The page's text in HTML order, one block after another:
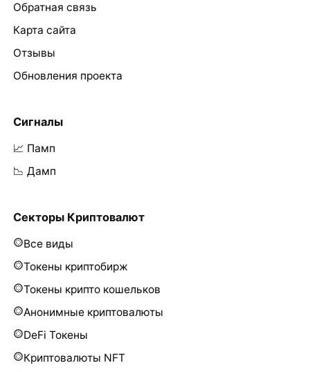
Обратная связь
Карта сайта
Отзывы
Обновления проекта
Сигналы
📈 Памп
📉 Дамп
Секторы Криптовалют
Все виды
Токены криптобирж
Токены крипто кошельков
Анонимные криптовалюты
DeFi Токены
Криптовалюты NFT